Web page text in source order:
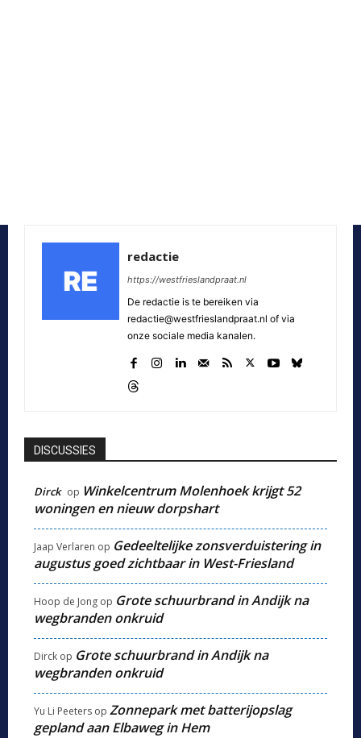
redactie
https://westfrieslandpraat.nl
De redactie is te bereiken via
redactie@westfrieslandpraat.nl of via
onze sociale media kanalen.
DISCUSSIES
Dirck op Winkelcentrum Molenhoek krijgt 52
woningen en nieuw dorpshart
Jaap Verlaren op Gedeeltelijke zonsverduistering in
augustus goed zichtbaar in West-Friesland
Hoop de Jong op Grote schuurbrand in Andijk na
wegbranden onkruid
Dirck op Grote schuurbrand in Andijk na
wegbranden onkruid
Yu Li Peeters op Zonnepark met batterijopslag
gepland aan Elbaweg in Hem